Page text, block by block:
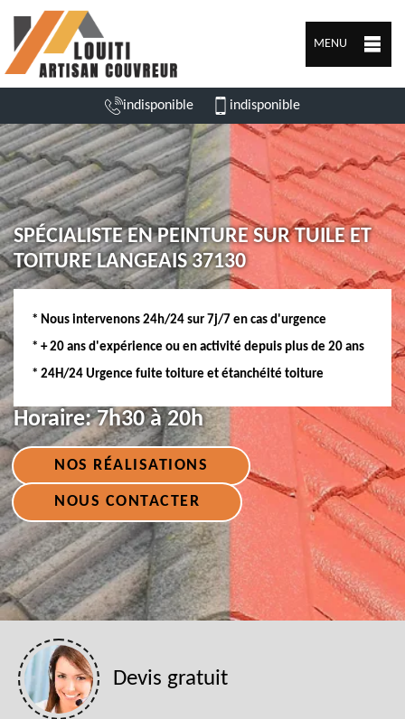
MENU
indisponible indisponible
SPÉCIALISTE EN PEINTURE SUR TUILE ET
TOITURE LANGEAIS 37130
* Nous intervenons 24h/24 sur 7j/7 en cas d'urgence
* + 20 ans d'expérience ou en activité depuis plus de 20 ans
* 24H/24 Urgence fuite toiture et étanchéité toiture
Horaire:7h30 à 20h
NOS RÉALISATIONS
NOUS CONTACTER
Devis gratuit